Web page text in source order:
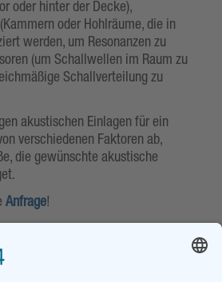
oder hinter der Decke),
oder Hohlräume, die in
werden, um Resonanzen zu
(um Schallwellen im Raum zu
Schallverteilung zu
akustischen Einlagen für ein
verschiedenen Faktoren ab,
die gewünschte akustische
Anfrage!